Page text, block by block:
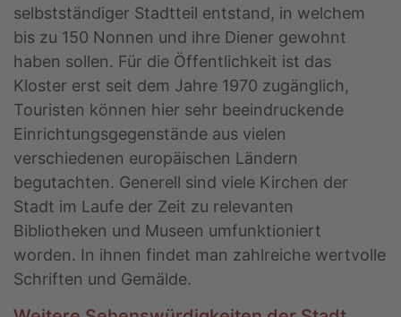
selbstständiger Stadtteil entstand, in welchem
bis zu 150 Nonnen und ihre Diener gewohnt
haben sollen. Für die Öffentlichkeit ist das
Kloster erst seit dem Jahre 1970 zugänglich,
Touristen können hier sehr beeindruckende
Einrichtungsgegenstände aus vielen
verschiedenen europäischen Ländern
begutachten. Generell sind viele Kirchen der
Stadt im Laufe der Zeit zu relevanten
Bibliotheken und Museen umfunktioniert
worden. In ihnen findet man zahlreiche wertvolle
Schriften und Gemälde.